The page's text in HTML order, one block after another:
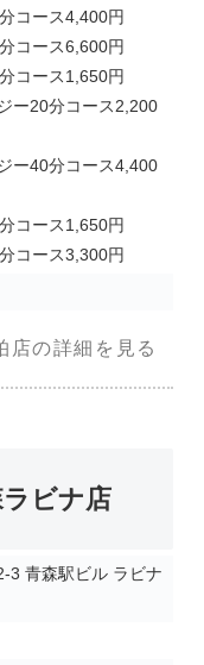
コース4,400円
コース6,600円
コース1,650円
ー20分コース2,200
ー40分コース4,400
コース1,650円
コース3,300円
店の詳細を見る
ビナ店
3 青森駅ビル ラビナ